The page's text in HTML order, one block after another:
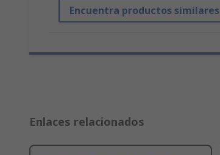
Encuentra productos similares
Enlaces relacionados